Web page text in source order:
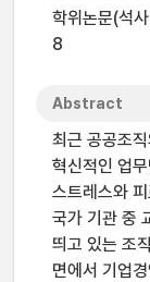
학위논문(석
8
Abstract
최근 공공조
혁신적인 업
스트레스와
국가 기관 중
띄고 있는 조
면에서 기업